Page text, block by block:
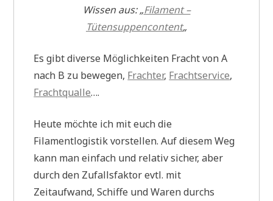
Wissen aus: „Filament –
Tütensuppencontent„
Es gibt diverse Möglichkeiten Fracht von A
nach B zu bewegen, Frachter, Frachtservice,
Frachtqualle….
Heute möchte ich mit euch die
Filamentlogistik vorstellen. Auf diesem Weg
kann man einfach und relativ sicher, aber
durch den Zufallsfaktor evtl. mit
Zeitaufwand, Schiffe und Waren durchs